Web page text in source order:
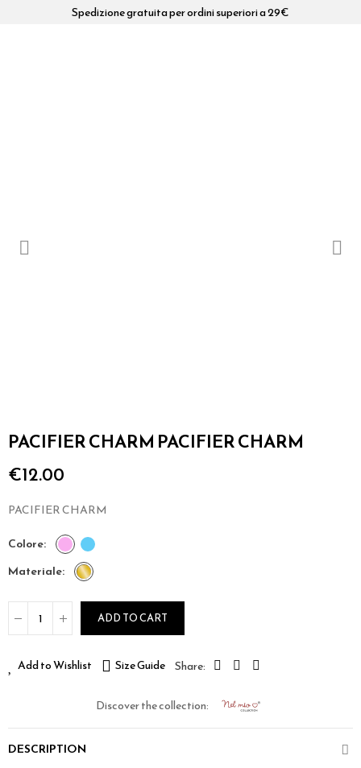
Spedizione gratuita per ordini superiori a 29€
PACIFIER CHARM PACIFIER CHARM
€12.00
PACIFIER CHARM
colore
materiale
ADD TO CART
Add to Wishlist Size Guide
Discover the collection:
DESCRIPTION